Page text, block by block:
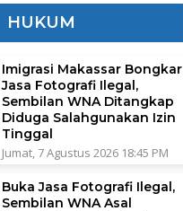
HUKUM
Imigrasi Makassar Bongkar
Jasa Fotografi Ilegal,
Sembilan WNA Ditangkap
Diduga Salahgunakan Izin
Tinggal
Jumat, 7 Agustus 2026 18:45 PM
Buka Jasa Fotografi Ilegal,
Sembilan WNA Asal